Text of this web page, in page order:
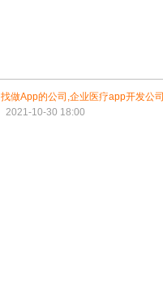
找做App的公司,企业医疗app开发公司
2021-10-30 18:00